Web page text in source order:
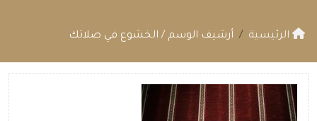
الرئيسية أرشيف الوسم / الخشوع في صلاتك